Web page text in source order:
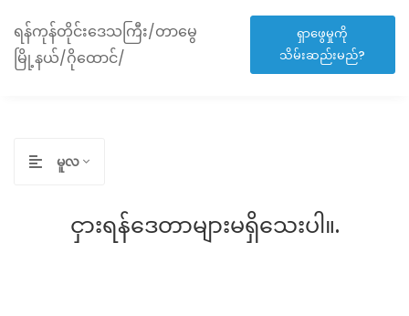
ရန်ကုန်တိုင်းဒေသကြီး/တာမွေ
မြို့နယ်/ဂိုထောင်/
ရှာဖွေမှုကို
သိမ်းဆည်းမည်?
မူလ
ငှားရန်ဒေတာများမရှိသေးပါ။.